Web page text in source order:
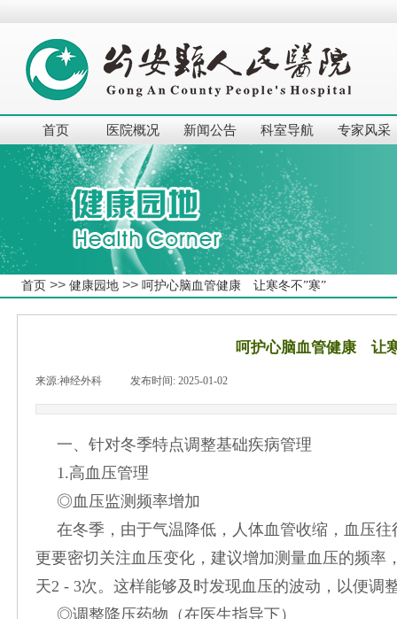
首页 医院概况 新闻公告 科室导航 专家风采
首页 >> 健康园地 >> 呵护心脑血管健康 让寒冬不”寒”
呵护心脑血管健康 让
来源:神经外科 发布时间: 2025-01-02
一、针对冬季特点调整基础疾病管理
1.高血压管理
◎血压监测频率增加
在冬季，由于气温降低，人体血管收缩，血压
更要密切关注血压变化，建议增加测量血压的频率
天2 - 3次。这样能够及时发现血压的波动，以便调
◎调整降压药物（在医生指导下）